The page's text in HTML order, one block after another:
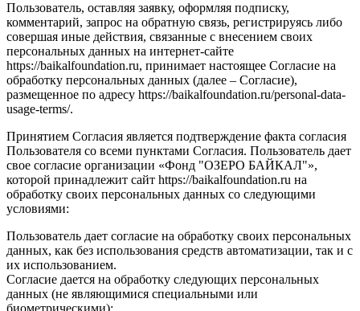
Пользователь, оставляя заявку, оформляя подписку,
комментарий, запрос на обратную связь, регистрируясь либо
совершая иные действия, связанные с внесением своих
персональных данных на интернет-сайте
https://baikalfoundation.ru, принимает настоящее Согласие на
обработку персональных данных (далее – Согласие),
размещенное по адресу https://baikalfoundation.ru/personal-data-
usage-terms/.
Принятием Согласия является подтверждение факта согласия
Пользователя со всеми пунктами Согласия. Пользователь дает
свое согласие организации «Фонд "ОЗЕРО БАЙКАЛ"»,
которой принадлежит сайт https://baikalfoundation.ru на
обработку своих персональных данных со следующими
условиями:
Пользователь дает согласие на обработку своих персональных
данных, как без использования средств автоматизации, так и с
их использованием.
Согласие дается на обработку следующих персональных
данных (не являющимися специальными или